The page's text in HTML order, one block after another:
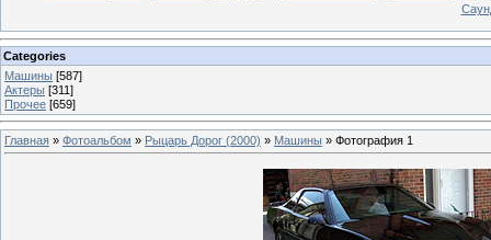
Categories
Машины [587]
Актеры [311]
Прочее [659]
Главная » Фотоальбом » Рыцарь Дорог (2000) » Машины » Фотография 1